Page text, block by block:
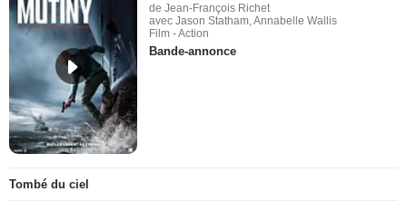
de Jean-François Richet
avec Jason Statham, Annabelle Wallis
Film - Action
Bande-annonce
Tombé du ciel